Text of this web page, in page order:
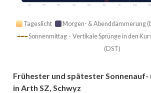
Jan Feb Mär Apr Mai Jun Jul Aug Sep
Tageslicht Morgen- & Abenddämmerung
Sonnenmittag · Vertikale Sprünge in den
(DST)
Frühester und spätester Sonnenauf-
in Arth SZ, Schwyz